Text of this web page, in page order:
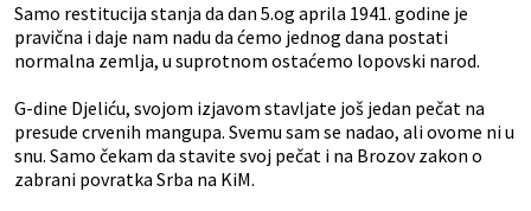
Samo restitucija stanja da dan 5.og aprila 1941. godine je
pravična i daje nam nadu da ćemo jednog dana postati
normalna zemlja, u suprotnom ostaćemo lopovski narod.
G-dine Djeliću, svojom izjavom stavljate još jedan pečat na
presude crvenih mangupa. Svemu sam se nadao, ali ovome ni u
snu. Samo čekam da stavite svoj pečat i na Brozov zakon o
zabrani povratka Srba na KiM.